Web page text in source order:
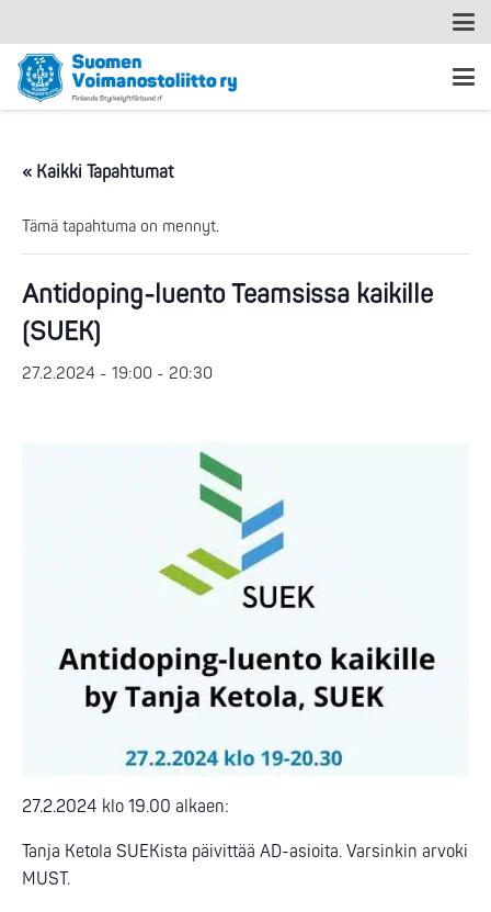
« Kaikki Tapahtumat
Tämä tapahtuma on mennyt.
Antidoping-luento Teamsissa kaikille
(SUEK)
27.2.2024 - 19:00 - 20:30
27.2.2024 klo 19.00 alkaen:
Tanja Ketola SUEKista päivittää AD-asioita. Varsinkin
MUST.